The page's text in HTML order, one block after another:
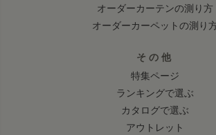
オーダーカーテンの測り方
オーダーカーペットの測り
その他
特集ページ
ランキングで選ぶ
カタログで選ぶ
アウトレット